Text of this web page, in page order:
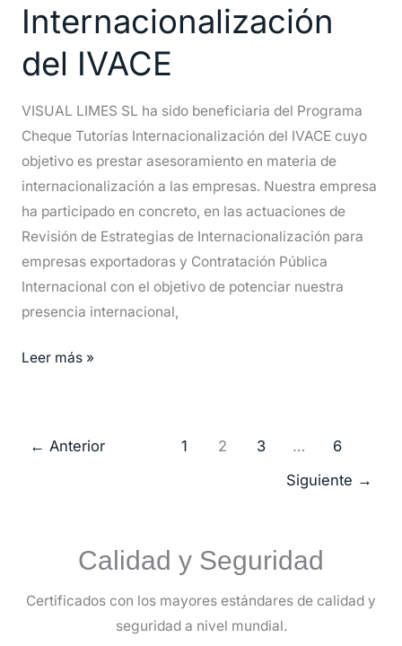
Internacionalización
del IVACE
VISUAL LIMES SL ha sido beneficiaria del Programa
Cheque Tutorías Internacionalización del IVACE cuyo
objetivo es prestar asesoramiento en materia de
internacionalización a las empresas. Nuestra empresa
ha participado en concreto, en las actuaciones de
Revisión de Estrategias de Internacionalización para
empresas exportadoras y Contratación Pública
Internacional con el objetivo de potenciar nuestra
presencia internacional,
Internacionalización
del
IVACE
Leer más »
← Anterior 1 2 3 …
6
Siguiente →
Calidad y Seguridad
Certificados con los mayores estándares de calidad y
seguridad a nivel mundial.